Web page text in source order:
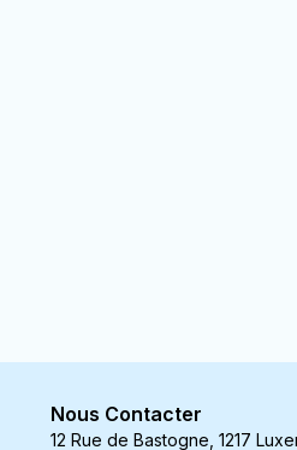
Nous Contacter
12 Rue de Bastogne, 1217